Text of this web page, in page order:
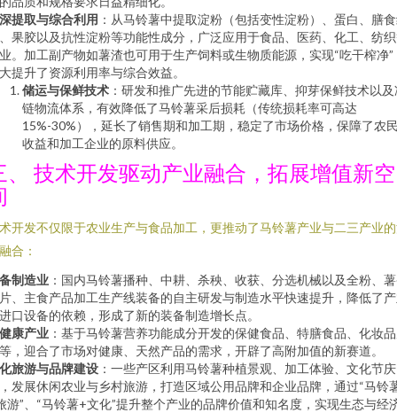
提取与综合利用 ：从马铃薯中提取淀粉（包括变性淀粉）、蛋白、膳
果胶以及抗性淀粉等功能性成分，广泛应用于食品、医药、化工、纺
。加工副产物如薯渣也可用于生产饲料或生物质能源，实现“吃干榨净”
提升了资源利用率与综合效益。
储运与保鲜技术 ：研发和推广先进的节能贮藏库、抑芽保鲜技术以及
链物流体系，有效降低了马铃薯采后损耗（传统损耗率可高达
15%-30%），延长了销售期和加工期，稳定了市场价格，保障了农
收益和加工企业的原料供应。
、 技术开发驱动产业融合，拓展增值新空
开发不仅限于农业生产与食品加工，更推动了马铃薯产业与二三产业
合：
制造业 ：国内马铃薯播种、中耕、杀秧、收获、分选机械以及全粉、
、主食产品加工生产线装备的自主研发与制造水平快速提升，降低了
口设备的依赖，形成了新的装备制造增长点。
康产业 ：基于马铃薯营养功能成分开发的保健食品、特膳食品、化妆
，迎合了市场对健康、天然产品的需求，开辟了高附加值的新赛道。
旅游与品牌建设 ：一些产区利用马铃薯种植景观、加工体验、文化节庆
发展休闲农业与乡村旅游，打造区域公用品牌和企业品牌，通过“马铃
游”、“马铃薯+文化”提升整个产业的品牌价值和知名度，实现生态与经